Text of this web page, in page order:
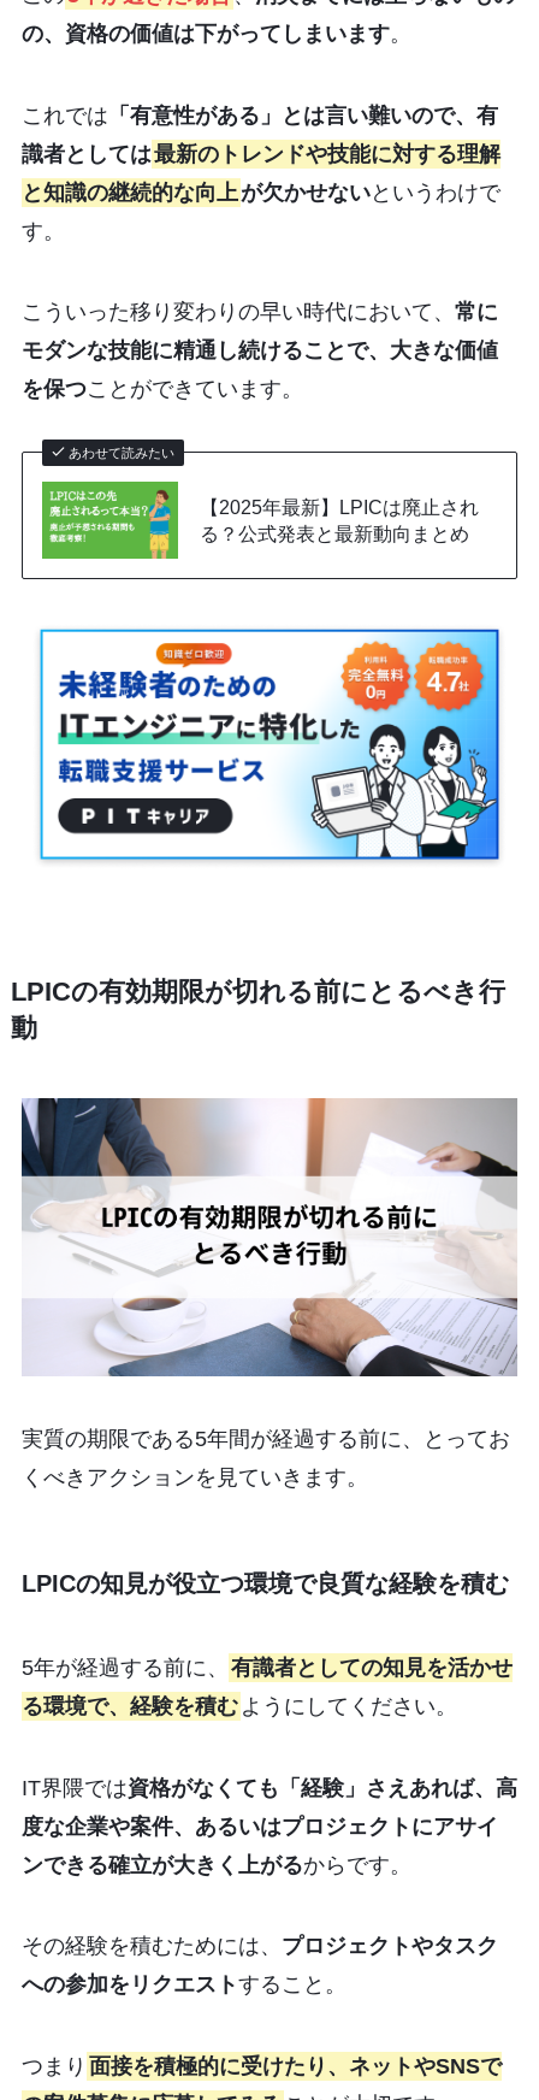
の、資格の価値は下がってしまいます。
これでは 「有意性がある」とは言い難いので、有
識者としては最新のトレンドや技能に対する理解
と知識の継続的な向上 が欠かせないというわけで
す。
こういった移り変わりの早い時代において、 常に
モダンな技能に精通し続けることで、大きな価値
を保つことができています。
あわせて読みたい
【2025年最新】LPICは廃止され
る？公式発表と最新動向まとめ
LPICの有効期限が切れる前にとるべき行
動
実質の期限である5年間が経過する前に、とってお
くべきアクションを見ていきます。
LPICの知見が役立つ環境で良質な経験を積む
5年が経過する前に、
有識者としての知見を活かせ
る環境で、経験を積む ようにしてください。
IT界隈では資格がなくても「経験」さえあれば、高
度な企業や案件、あるいはプロジェクトにアサイ
ンできる確立が大きく上がるからです。
その経験を積むためには、 プロジェクトやタスク
への参加をリクエストすること。
つまり 面接を積極的に受けたり、ネットやSNSで